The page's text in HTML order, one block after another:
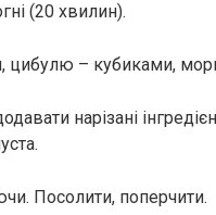
(20 хвилин).
цибулю – кубиками,
нарізані
Посолити, поперчити.